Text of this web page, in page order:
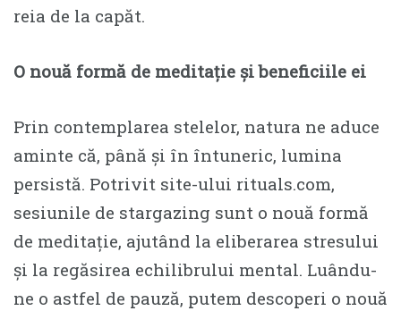
reia de la capăt.
O nouă formă de meditație și beneficiile ei
Prin contemplarea stelelor, natura ne aduce
aminte că, până și în întuneric, lumina
persistă. Potrivit site-ului rituals.com,
sesiunile de stargazing sunt o nouă formă
de meditație, ajutând la eliberarea stresului
și la regăsirea echilibrului mental. Luându-
ne o astfel de pauză, putem descoperi o nouă